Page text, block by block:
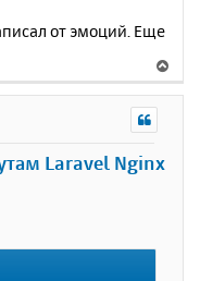
от эмоций. Еще
е
Laravel Nginx